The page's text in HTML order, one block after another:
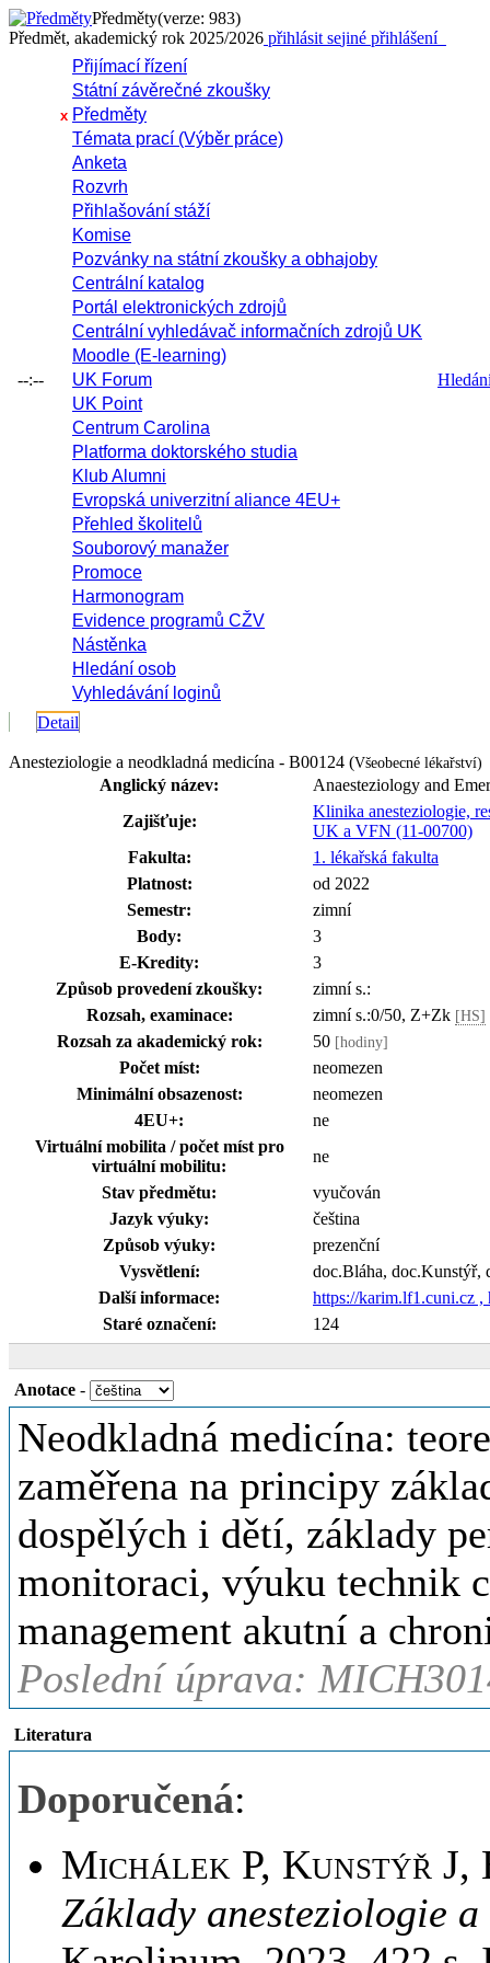
Předměty(verze: 983)
Předmět, akademický rok 2025/2026 přihlásit sejiné přihlášení
--:--
Přijímací řízení
Státní závěrečné zkoušky
x Předměty
Témata prací (Výběr práce)
Anketa
Rozvrh
Přihlašování stáží
Komise
Pozvánky na státní zkoušky a obhajoby
Centrální katalog
Portál elektronických zdrojů
Centrální vyhledávač informačních zdrojů UK
Moodle (E-learning)
UK Forum
UK Point
Centrum Carolina
Platforma doktorského studia
Klub Alumni
Evropská univerzitní aliance 4EU+
Přehled školitelů
Souborový manažer
Promoce
Harmonogram
Evidence programů CŽV
Nástěnka
Hledání osob
Vyhledávání loginů
Detail
Anesteziologie a neodkladná medicína - B00124 (Všeobecné lékařství)
Anglický název:
Anaesteziology and
Zajišťuje:
Klinika anesteziologie,
UK a VFN (11-00700)
Fakulta:
1. lékařská fakulta
Platnost:
od 2022
Semestr:
zimní
Body:
3
E-Kredity:
3
Způsob provedení zkoušky:
zimní s.:
Rozsah, examinace:
zimní s.:0/50, Z+Zk [HS]
Rozsah za akademický rok: 50 [hodiny]
Počet míst:
neomezen
Minimální obsazenost:
neomezen
4EU+:
ne
Virtuální mobilita / počet míst pro
virtuální mobilitu:
ne
Stav předmětu:
vyučován
Jazyk výuky:
čeština
Způsob výuky:
prezenční
Vysvětlení:
doc.Bláha, doc.Kunstýř,
Další informace:
https://karim.lf1.cuni.cz
Staré označení:
124
Anotace -
Neodkladná medicína:
zaměřena na principy
dospělých i dětí, základy
monitoraci, výuku technik
management akutní a
Poslední úprava:
Literatura
Doporučená:
Michálek P, Kunstýř
Základy anesteziologie